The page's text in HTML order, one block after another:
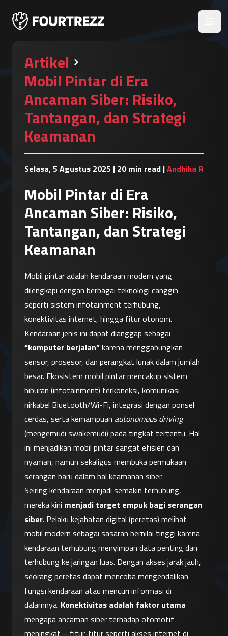
Artikel
Mobil Pintar di Era
Ancaman Siber: Risiko,
Tantangan, dan Strategi
Keamanan
Selasa, 5 Agustus 2025 | 20 min read |Andhika R
Mobil Pintar di Era
Ancaman Siber: Risiko,
Tantangan, dan Strategi
Keamanan
Mobil pintar adalah kendaraan modern yang
dilengkapi dengan berbagai teknologi canggih
seperti sistem infotainment terhubung,
konektivitas internet, hingga fitur otonom.
“komputer berjalan” karena menggabungkan
sensor, prosesor, dan perangkat lunak dalam jumlah
besar. Ekosistem mobil pintar mencakup sistem
hiburan (infotainment) terkoneksi, komunikasi
nirkabel Bluetooth/Wi-Fi, integrasi dengan ponsel
cerdas, serta kemampuan autonomous driving
(mengemudi swakemudi) pada tingkat tertentu. Hal
ini menjadikan mobil pintar sangat efisien dan
nyaman, namun sekaligus membuka permukaan
serangan baru dalam hal keamanan siber.
Seiring kendaraan menjadi semakin terhubung,
mereka kini menjadi target empuk bagi serangan
siber. Pelaku kejahatan digital (peretas) melihat
mobil modern sebagai sasaran bernilai tinggi karena
kendaraan terhubung menyimpan data penting dan
terhubung ke jaringan luas. Dengan akses jarak jauh,
seorang peretas dapat mencoba mengendalikan
fungsi kendaraan atau mencuri informasi di
dalamnya. Konektivitas adalah faktor utama
mengapa ancaman siber terhadap otomotif
meningkat – fitur-fitur seperti akses internet di